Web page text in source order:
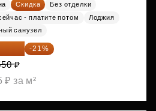
Скидка
Без отделки
- платите потом
Лоджия
санузел
₽ -21%
₽
₽ за м²